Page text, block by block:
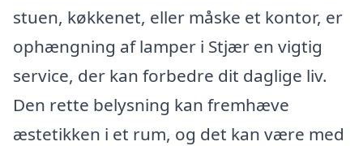
stuen, køkkenet, eller måske et kontor, er
ophængning af lamper i Stjær en vigtig
service, der kan forbedre dit daglige liv.
Den rette belysning kan fremhæve
æstetikken i et rum, og det kan være med